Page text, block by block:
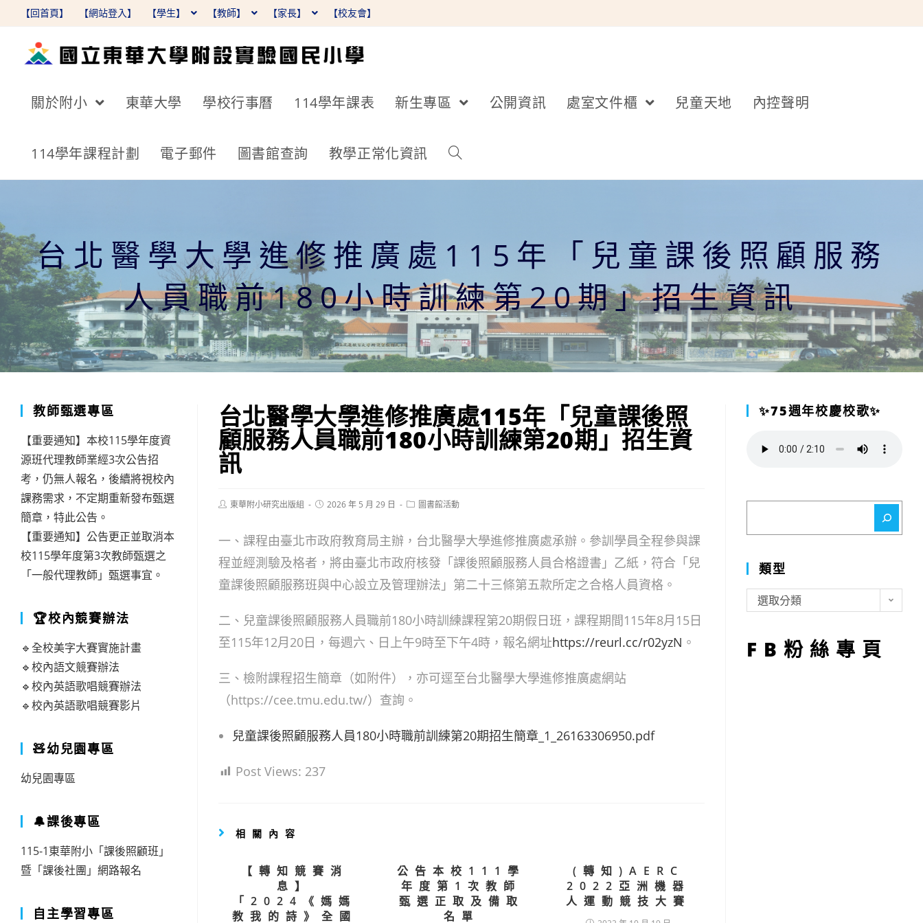
【回首頁】 【網站登入】 【學生】 【教師】 【家長】 【校友會】
關於附小 東華大學 學校行事曆 114學年課表 新生專區 公開資訊 處室文件櫃 兒童天地 內控聲明
114學年課程計劃 電子郵件 圖書館查詢 教學正常化資訊
台北醫學大學進修推廣處115年「兒童課後照顧服務
人員職前180小時訓練第20期」招生資訊
台北醫學大學進修推廣處115年「兒童課後照
顧服務人員職前180小時訓練第20期」招生資
訊
Post東華附小研究出版組
Post2026 年 5 月 29 日
Post圖書館活動
一、課程由臺北市政府教育局主辦，台北醫學大學進修推廣處承辦。參訓學員全程參與課
程並經測驗及格者，將由臺北市政府核發「課後照顧服務人員合格證書」乙紙，符合「兒
童課後照顧服務班與中心設立及管理辦法」第二十三條第五款所定之合格人員資格。
二、兒童課後照顧服務人員職前180小時訓練課程第20期假日班，課程期間115年8月15日
至115年12月20日，每週六、日上午9時至下午4時，報名網址https://reurl.cc/r02yzN 。
三、檢附課程招生簡章（如附件），亦可逕至台北醫學大學進修推廣處網站
（https://cee.tmu.edu.tw/）查詢。
兒童課後照顧服務人員180小時職前訓練第20期招生簡章_1_26163306950.pdf
Post Views: 237
相關內容
【轉知競賽消
息】
「2024《媽媽
教我的詩》全國
公告本校111學
年度第1次教師
甄選正取及備取
名單
(轉知)AERC
2022亞洲機器
人運動競技大賽
教師甄選專區
【重要通知】本校115學年度資
源班代理教師業經3次公告招
考，仍無人報名，後續將視校內
課務需求，不定期重新發布甄選
簡章，特此公告。
【重要通知】公告更正並取消本
校115學年度第3次教師甄選之
「一般代理教師」甄選事宜。
🏆校內競賽辦法
🔹全校美字大賽實施計畫
🔹校內語文競賽辦法
🔹校內英語歌唱競賽辦法
🔹校內英語歌唱競賽影片
🧸幼兒園專區
幼兒園專區
🔔課後專區
115-1東華附小「課後照顧班」
暨「課後社團」網路報名
自主學習專區
✨75週年校慶校歌✨
類型
型
選取分類
FB粉絲專頁